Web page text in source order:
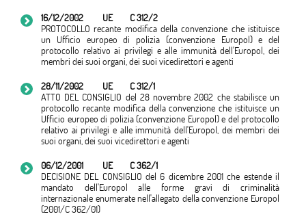
16/12/2002
UE
C 312/2
PROTOCOLLO recante modifica della convenzione che istituisce
un Ufficio europeo di polizia (convenzione Europol) e del
protocollo relativo ai privilegi e alle immunità dell'Europol, dei
membri dei suoi organi, dei suoi vicedirettori e agenti
28/11/2002
UE
C 312/1
ATTO DEL CONSIGLIO del 28 novembre 2002 che stabilisce un
protocollo recante modifica della convenzione che istituisce un
Ufficio europeo di polizia (convenzione Europol) e del protocollo
relativo ai privilegi e alle immunità dell'Europol, dei membri dei
suoi organi, dei suoi vicedirettori e agenti
06/12/2001
UE
C 362/1
DECISIONE DEL CONSIGLIO del 6 dicembre 2001 che estende il
mandato dell'Europol alle forme gravi di criminalità
internazionale enumerate nell'allegato della convenzione Europol
(2001/C 362/01)